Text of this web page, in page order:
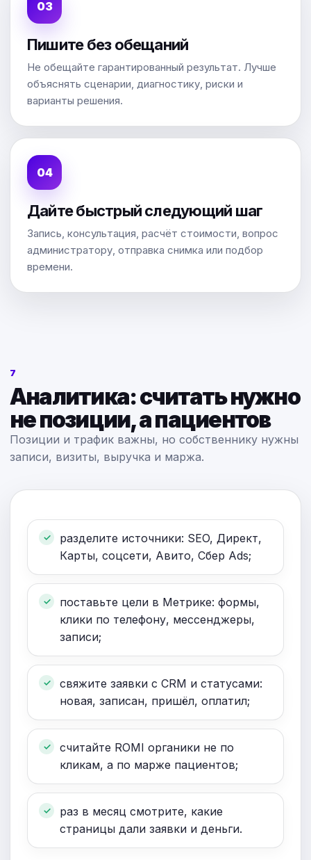
Пишите без обещаний
Не обещайте гарантированный результат. Лучше
объяснять сценарии, диагностику, риски и
варианты решения.
Дайте быстрый следующий шаг
Запись, консультация, расчёт стоимости, вопрос
администратору, отправка снимка или подбор
времени.
7
Аналитика: считать нужно
не позиции, а пациентов
Позиции и трафик важны, но собственнику нужны
записи, визиты, выручка и маржа.
разделите источники: SEO, Директ,
Карты, соцсети, Авито, Сбер Ads;
поставьте цели в Метрике: формы,
клики по телефону, мессенджеры,
записи;
свяжите заявки с CRM и статусами:
новая, записан, пришёл, оплатил;
считайте ROMI органики не по
кликам, а по марже пациентов;
раз в месяц смотрите, какие
страницы дали заявки и деньги.